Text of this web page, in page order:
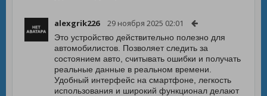
alexgrik226 29 ноября 2025 02:01
Это устройство действительно полезно для
автомобилистов. Позволяет следить за
состоянием авто, считывать ошибки и получать
реальные данные в реальном времени.
Удобный интерфейс на смартфоне, легкость
использования и широкий функционал делают